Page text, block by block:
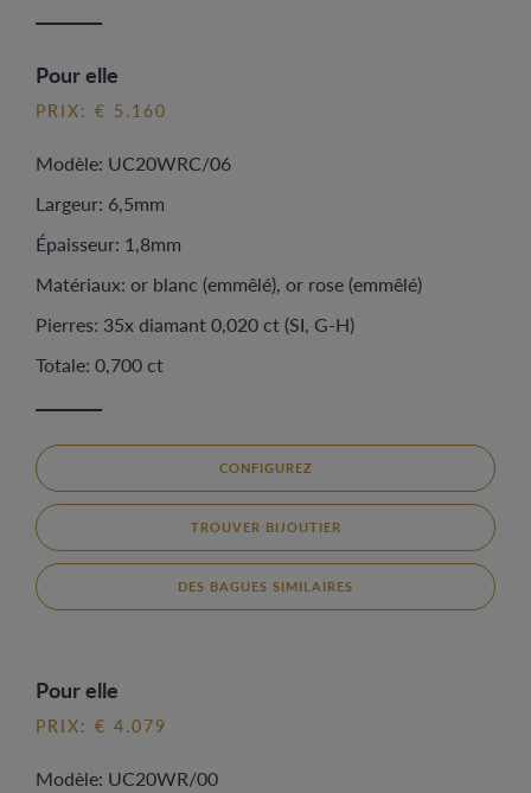
Pour elle
PRIX: € 5.160
Modèle: UC20WRC/06
Largeur: 6,5mm
Épaisseur: 1,8mm
Matériaux: or blanc (emmêlé), or rose (emmêlé)
Pierres: 35x diamant 0,020 ct (SI, G-H)
Totale: 0,700 ct
CONFIGUREZ
TROUVER BIJOUTIER
DES BAGUES SIMILAIRES
Pour elle
PRIX: € 4.079
Modèle: UC20WR/00